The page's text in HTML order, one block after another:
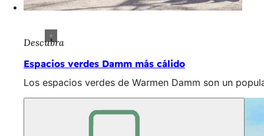
Descubra
Espacios verdes Damm más cálido
Los espacios verdes de Warmen Damm son un